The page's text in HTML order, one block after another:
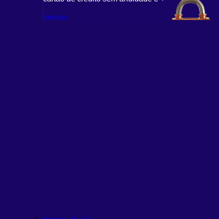
Saiba mais